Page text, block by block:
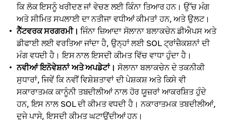
ਕਿ ਲੋਕ ਇਸਨੂੰ ਖਰੀਦਣ ਜਾਂ ਵੇਚਣ ਲਈ ਕਿੰਨਾ ਤਿਆਰ ਹਨ। ਉੱਚ ਮੰਗ
ਅਤੇ ਸੀਮਿਤ ਸਪਲਾਈ ਦਾ ਨਤੀਜਾ ਵਧੀਆਂ ਕੀਮਤਾਂ ਹਨ, ਅਤੇ ਉਲਟ।
ਨੈੱਟਵਰਕ ਸਰਗਰਮੀ। ਜਿੰਨਾ ਜ਼ਿਆਦਾ ਸੋਲਾਨਾ ਬਲਾਕਚੇਨ ਡੀਐਪਸ ਅਤੇ
ਡੀਫਾਈ ਲਈ ਵਰਤਿਆ ਜਾਂਦਾ ਹੈ, ਉਨ੍ਹਾਂ ਲਈ SOL ਟ੍ਰਾਂਜ਼ੈਕਸ਼ਨਾਂ ਦੀ
ਮੰਗ ਵਧਦੀ ਹੈ। ਇਸ ਨਾਲ ਇਸਦੀ ਕੀਮਤ ਵਿੱਚ ਵਾਧਾ ਹੁੰਦਾ ਹੈ।
ਨਵੀਆਂ ਇਨੋਵੇਸ਼ਨਾਂ ਅਤੇ ਅਪਡੇਟਾਂ। ਸੋਲਾਨਾ ਬਲਾਕਚੇਨ ਦੇ ਤਕਨੀਕੀ
ਸੁਧਾਰਾਂ, ਜਿਵੇਂ ਕਿ ਨਵੀਂ ਵਿਸ਼ੇਸ਼ਤਾਵਾਂ ਦੀ ਪੇਸ਼ਕਸ਼ ਅਤੇ ਕਿਸੇ ਵੀ
ਸਕਾਰਾਤਮਕ ਕਾਨੂੰਨੀ ਤਬਦੀਲੀਆਂ ਨਾਲ ਹੋਰ ਯੂਜ਼ਰਾਂ ਆਕਰਸ਼ਿਤ ਹੁੰਦੇ
ਹਨ, ਇਸ ਨਾਲ SOL ਦੀ ਕੀਮਤ ਵਧਦੀ ਹੈ। ਨਕਾਰਾਤਮਕ ਤਬਦੀਲੀਆਂ,
ਦੂਜੇ ਪਾਸੇ, ਇਸਦੀ ਕੀਮਤ ਘਟਾਉਂਦੀਆਂ ਹਨ।